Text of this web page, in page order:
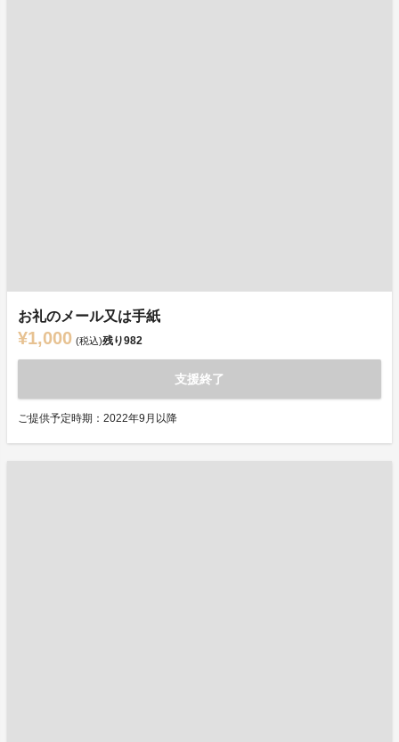
お礼のメール又は手紙
¥1,000 (税込)残り982
支援終了
ご提供予定時期：2022年9月以降